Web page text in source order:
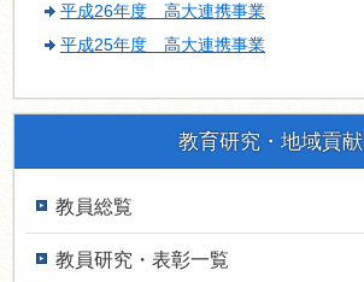
平成26年度 高大連携事業
平成25年度 高大連携事業
教育研究・地域貢献
教員総覧
教員研究・表彰一覧